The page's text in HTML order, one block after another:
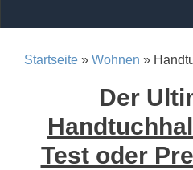
Startseite » Wohnen »
Der
Test oder